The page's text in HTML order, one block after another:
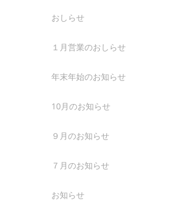
おしらせ
１月営業のおしらせ
年末年始のお知らせ
10月のお知らせ
９月のお知らせ
７月のお知らせ
お知らせ